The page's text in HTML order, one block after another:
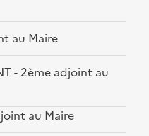
au Maire
- 2ème adjoint au
au Maire